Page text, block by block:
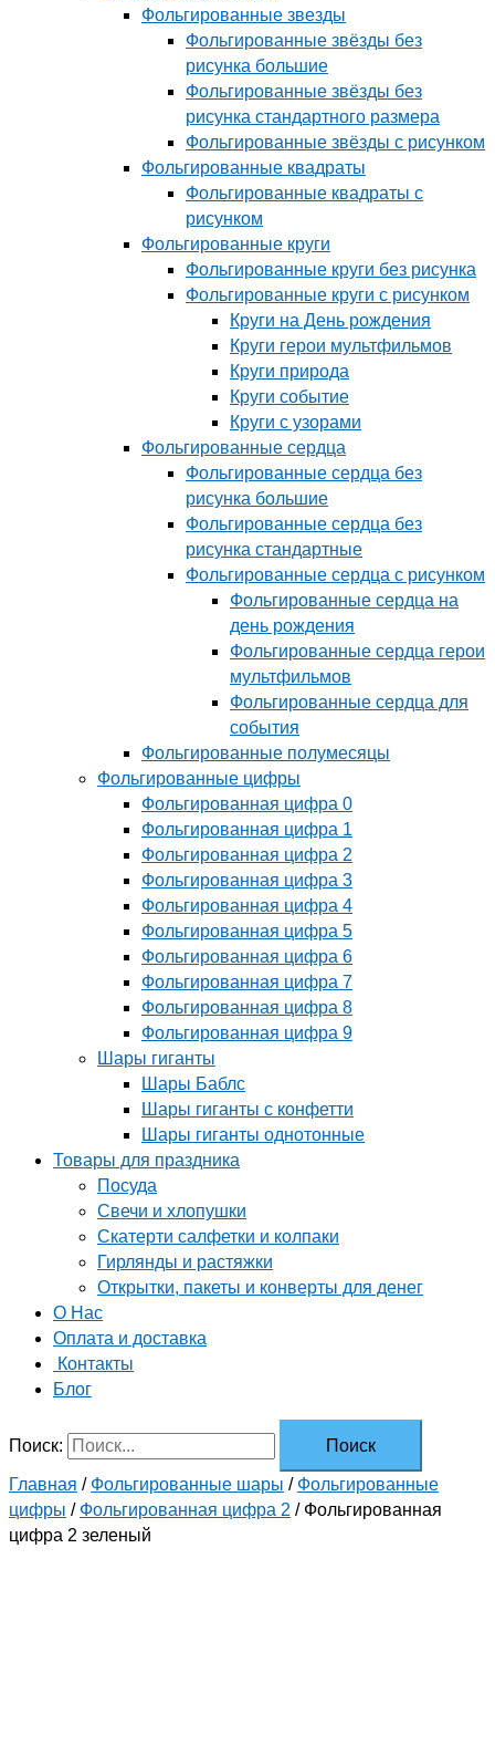
Фольгированные звезды
Фольгированные звёзды без
рисунка большие
Фольгированные звёзды без
рисунка стандартного размера
Фольгированные звёзды с рисунком
Фольгированные квадраты
Фольгированные квадраты с
рисунком
Фольгированные круги
Фольгированные круги без рисунка
Фольгированные круги с рисунком
Круги на День рождения
Круги герои мультфильмов
Круги природа
Круги событие
Круги с узорами
Фольгированные сердца
Фольгированные сердца без
рисунка большие
Фольгированные сердца без
рисунка стандартные
Фольгированные сердца с рисунком
Фольгированные сердца на
день рождения
Фольгированные сердца герои
мультфильмов
Фольгированные сердца для
события
Фольгированные полумесяцы
Фольгированные цифры
Фольгированная цифра 0
Фольгированная цифра 1
Фольгированная цифра 2
Фольгированная цифра 3
Фольгированная цифра 4
Фольгированная цифра 5
Фольгированная цифра 6
Фольгированная цифра 7
Фольгированная цифра 8
Фольгированная цифра 9
Шары гиганты
Шары Баблс
Шары гиганты с конфетти
Шары гиганты однотонные
Товары для праздника
Посуда
Свечи и хлопушки
Скатерти салфетки и колпаки
Гирлянды и растяжки
Открытки, пакеты и конверты для денег
О Нас
Оплата и доставка
Контакты
Блог
Поиск:
Главная / Фольгированные шары / Фольгированные
цифры / Фольгированная цифра 2 / Фольгированная
цифра 2 зеленый